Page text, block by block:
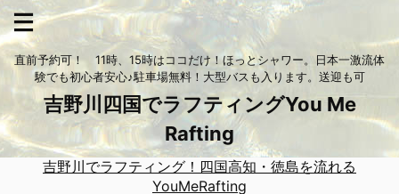
直前予約可！ 11時、15時はココだけ！ほっとシャワー。日本一激流体
験でも初心者安心♪駐車場無料！大型バスも入ります。送迎も可
吉野川四国でラフティングYou Me
Rafting
吉野川でラフティング！四国高知・徳島を流れる
YouMeRafting